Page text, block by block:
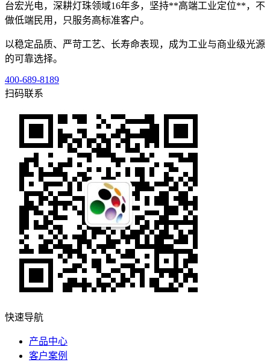
台宏光电，深耕灯珠领域16年多，坚持**高端工业定位**，不
做低端民用，只服务高标准客户。
以稳定品质、严苛工艺、长寿命表现，成为工业与商业级光源
的可靠选择。
400-689-8189
扫码联系
快速导航
产品中心
客户案例